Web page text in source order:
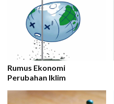
Rumus Ekonomi
Perubahan Iklim